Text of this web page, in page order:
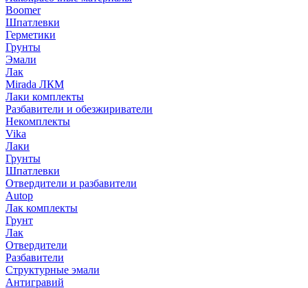
Boomer
Шпатлевки
Герметики
Грунты
Эмали
Лак
Mirada ЛКМ
Лаки комплекты
Разбавители и обезжириватели
Некомплекты
Vika
Лаки
Грунты
Шпатлевки
Отвердители и разбавители
Autop
Лак комплекты
Грунт
Лак
Отвердители
Разбавители
Структурные эмали
Антигравий